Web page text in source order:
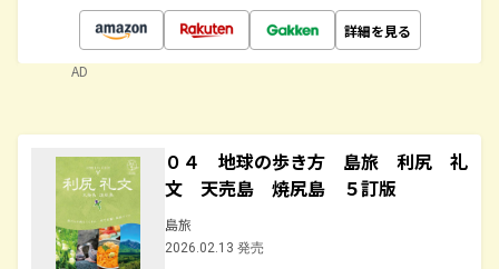
詳細を見る
AD
０４ 地球の歩き方 島旅 利尻 礼
文 天売島 焼尻島 ５訂版
島旅
2026.02.13 発売